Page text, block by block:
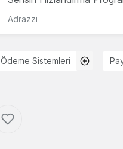
Adrazzi
Ödeme Sistemleri